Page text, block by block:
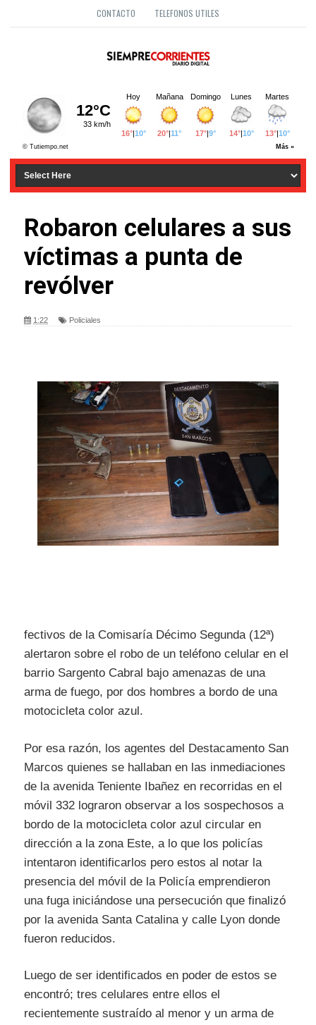
CONTACTO TELEFONOS UTILES
Robaron celulares a sus
víctimas a punta de
revólver
1:22 Policiales
fectivos de la Comisaría Décimo Segunda (12ª)
alertaron sobre el robo de un teléfono celular en el
barrio Sargento Cabral bajo amenazas de una
arma de fuego, por dos hombres a bordo de una
motocicleta color azul.
Por esa razón, los agentes del Destacamento San
Marcos quienes se hallaban en las inmediaciones
de la avenida Teniente Ibañez en recorridas en el
móvil 332 lograron observar a los sospechosos a
bordo de la motocicleta color azul circular en
dirección a la zona Este, a lo que los policías
intentaron identificarlos pero estos al notar la
presencia del móvil de la Policía emprendieron
una fuga iniciándose una persecución que finalizó
por la avenida Santa Catalina y calle Lyon donde
fueron reducidos.
Luego de ser identificados en poder de estos se
encontró; tres celulares entre ellos el
recientemente sustraído al menor y un arma de